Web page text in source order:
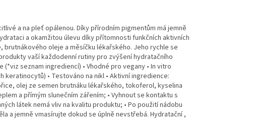
a na pleť opálenou. Díky přírodním pigmentům má jemně
a okamžitou úlevu díky přítomnosti funkčních aktivních
oleje a měsíčku lékařského. Jeho rychle se
vaší každodenní rutiny pro zvýšení hydratačního
seznam ingrediencí) • Vhodné pro vegany • In vitro
• Testováno na nikl • Aktivní ingredience:
olej ze semen brutnáku lékařského, tokoferol, kyselina
a přímým slunečním zářením; • Vyhnout se kontaktu s
látek nemá vliv na kvalitu produktu; • Po použití nádobu
a jemně vmasírujte dokud se úplně nevstřebá. Hydratační ,